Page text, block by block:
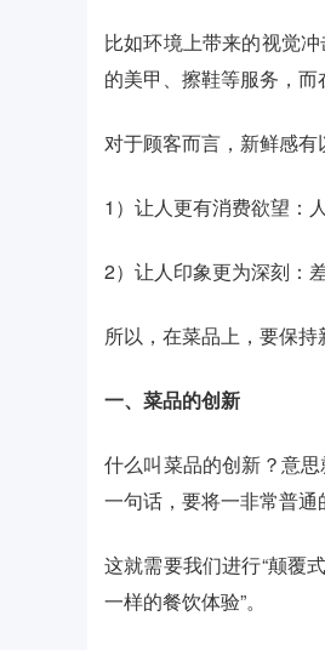
比如环境上带来的视觉
的美甲、擦鞋等服务，而
对于顾客而言，新鲜感有
1）让人更有消费欲望：
2）让人印象更为深刻：
所以，在菜品上，要保持
一、菜品的创新
什么叫菜品的创新？意
一句话，要将一非常普通
这就需要我们进行“颠覆
一样的餐饮体验”。